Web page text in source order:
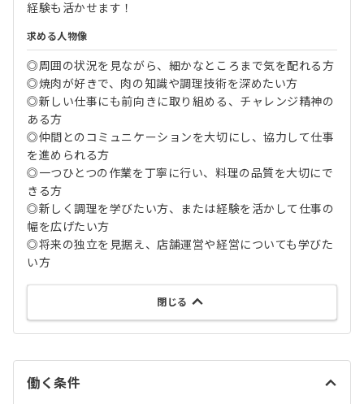
経験も活かせます！
求める人物像
◎周囲の状況を見ながら、細かなところまで気を配れる方
◎焼肉が好きで、肉の知識や調理技術を深めたい方
◎新しい仕事にも前向きに取り組める、チャレンジ精神の
ある方
◎仲間とのコミュニケーションを大切にし、協力して仕事
を進められる方
◎一つひとつの作業を丁寧に行い、料理の品質を大切にで
きる方
◎新しく調理を学びたい方、または経験を活かして仕事の
幅を広げたい方
◎将来の独立を見据え、店舗運営や経営についても学びた
い方
閉じる
働く条件